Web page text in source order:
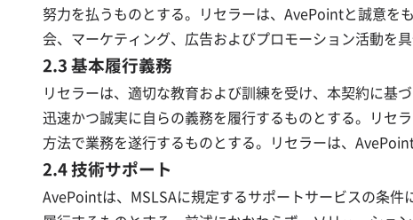
努力を払うものとする。リセラーは、AvePointと誠意を
会、マーケティング、広告およびプロモーション活動を
2.3 基本履行義務
リセラーは、適切な教育および訓練を受け、本契約に基
迅速かつ誠実に自らの義務を履行するものとする。リセ
方法で業務を遂行するものとする。リセラーは、
2.4 技術サポート
AvePointは、MSLSAに規定するサポートサービスの条